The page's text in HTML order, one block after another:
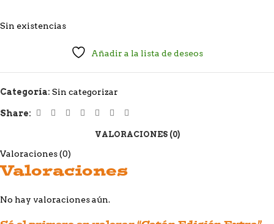
Sin existencias
Añadir a la lista de deseos
Categoría: Sin categorizar
Share:
VALORACIONES (0)
Valoraciones (0)
Valoraciones
No hay valoraciones aún.